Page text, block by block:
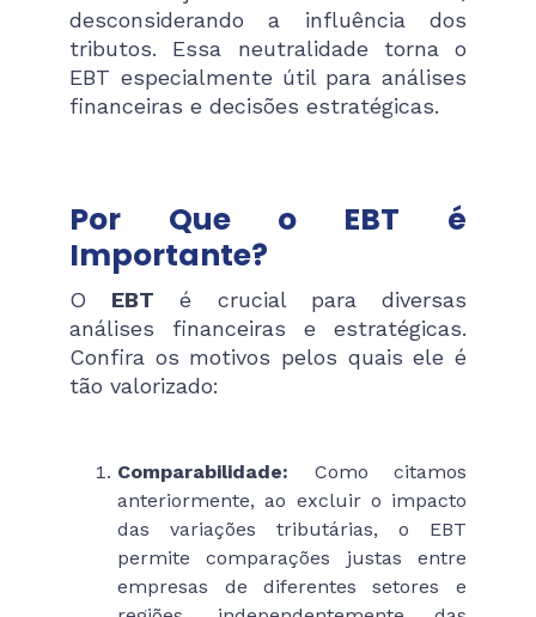
desconsiderando a influência dos
tributos. Essa neutralidade torna o
EBT especialmente útil para análises
financeiras e decisões estratégicas.
Por Que o EBT é
Importante?
O EBT é crucial para diversas
análises financeiras e estratégicas.
Confira os motivos pelos quais ele é
tão valorizado:
Comparabilidade: Como citamos
anteriormente, ao excluir o impacto
das variações tributárias, o EBT
permite comparações justas entre
empresas de diferentes setores e